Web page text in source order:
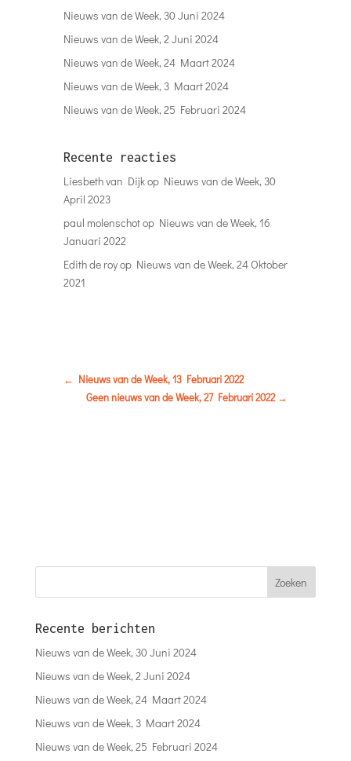
Nieuws van de Week, 30 Juni 2024
Nieuws van de Week, 2 Juni 2024
Nieuws van de Week, 24 Maart 2024
Nieuws van de Week, 3 Maart 2024
Nieuws van de Week, 25 Februari 2024
Recente reacties
Liesbeth van Dijkop Nieuws van de Week, 30
April 2023
paul molenschotop Nieuws van de Week, 16
Januari 2022
Edith de royop Nieuws van de Week, 24 Oktober
2021
← Nieuws van de Week, 13 Februari 2022
Geen nieuws van de Week, 27 Februari 2022→
Recente berichten
Nieuws van de Week, 30 Juni 2024
Nieuws van de Week, 2 Juni 2024
Nieuws van de Week, 24 Maart 2024
Nieuws van de Week, 3 Maart 2024
Nieuws van de Week, 25 Februari 2024